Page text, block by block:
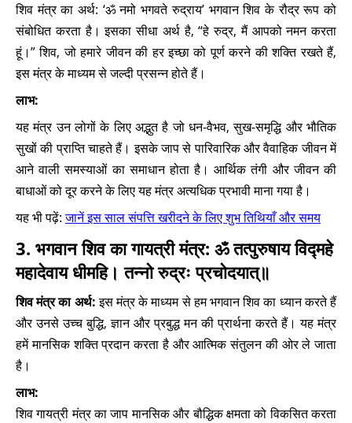
शिव मंत्र का अर्थ: ‘ॐ नमो भगवते रुद्राय’ भगवान शिव के रौद्र रूप को
संबोधित करता है। इसका सीधा अर्थ है, “हे रुद्र, मैं आपको नमन करता
हूं।” शिव, जो हमारे जीवन की हर इच्छा को पूर्ण करने की शक्ति रखते हैं,
इस मंत्र के माध्यम से जल्दी प्रसन्न होते हैं।
लाभ:
यह मंत्र उन लोगों के लिए अद्भुत है जो धन-वैभव, सुख-समृद्धि और भौतिक
सुखों की प्राप्ति चाहते हैं। इसके जाप से पारिवारिक और वैवाहिक जीवन में
आने वाली समस्याओं का समाधान होता है। आर्थिक तंगी और जीवन की
बाधाओं को दूर करने के लिए यह मंत्र अत्यधिक प्रभावी माना गया है।
यह भी पढ़ें:जानें इस साल संपत्ति खरीदने के लिए शुभ तिथियाँ और समय
3. भगवान शिव का गायत्री मंत्र: ॐ तत्पुरुषाय विद्महे
महादेवाय धीमहि। तन्नो रुद्रः प्रचोदयात्॥
शिव मंत्र का अर्थ:इस मंत्र के माध्यम से हम भगवान शिव का ध्यान करते हैं
और उनसे उच्च बुद्धि, ज्ञान और प्रबुद्ध मन की प्रार्थना करते हैं। यह मंत्र
हमें मानसिक शक्ति प्रदान करता है और आत्मिक संतुलन की ओर ले जाता
है।
लाभ:
शिव गायत्री मंत्र का जाप मानसिक और बौद्धिक क्षमता को विकसित करता